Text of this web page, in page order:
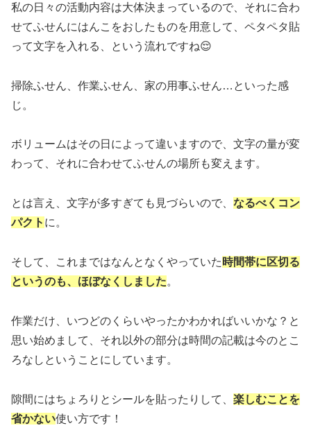
私の日々の活動内容は大体決まっているので、それに合わ
せてふせんにはんこをおしたものを用意して、ペタペタ貼
って文字を入れる、という流れですね😌
掃除ふせん、作業ふせん、家の用事ふせん…といった感
じ。
ボリュームはその日によって違いますので、文字の量が変
わって、それに合わせてふせんの場所も変えます。
とは言え、文字が多すぎても見づらいので、 なるべくコン
パクト に。
そして、これまではなんとなくやっていた 時間帯に区切る
というのも、ほぼなくしました。
作業だけ、いつどのくらいやったかわかればいいかな？と
思い始めまして、それ以外の部分は時間の記載は今のとこ
ろなしということにしています。
隙間にはちょろりとシールを貼ったりして、 楽しむことを
省かない使い方です！